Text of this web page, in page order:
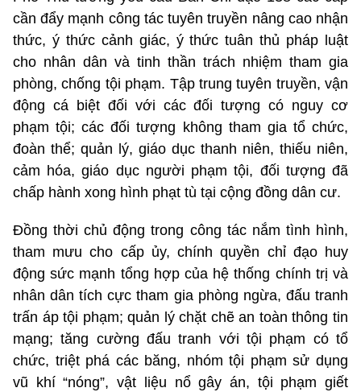
cần đẩy mạnh công tác tuyên truyền nâng cao nhận
thức, ý thức cảnh giác, ý thức tuân thủ pháp luật
cho nhân dân và tinh thần trách nhiệm tham gia
phòng, chống tội phạm. Tập trung tuyên truyền, vận
động cá biệt đối với các đối tượng có nguy cơ
phạm tội; các đối tượng không tham gia tổ chức,
đoàn thể; quản lý, giáo dục thanh niên, thiếu niên,
cảm hóa, giáo dục người phạm tội, đối tượng đã
chấp hành xong hình phạt tù tại cộng đồng dân cư.
Đồng thời chủ động trong công tác nắm tình hình,
tham mưu cho cấp ủy, chính quyền chỉ đạo huy
động sức mạnh tổng hợp của hệ thống chính trị và
nhân dân tích cực tham gia phòng ngừa, đấu tranh
trấn áp tội phạm; quản lý chặt chẽ an toàn thông tin
mạng; tăng cường đấu tranh với tội phạm có tổ
chức, triệt phá các băng, nhóm tội phạm sử dụng
vũ khí “nóng”, vật liệu nổ gây án, tội phạm giết